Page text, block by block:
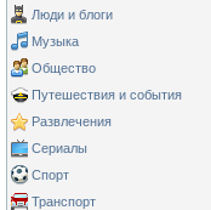
Люди и блоги
Музыка
Общество
Путешествия и события
Развлечения
Сериалы
Спорт
Транспорт